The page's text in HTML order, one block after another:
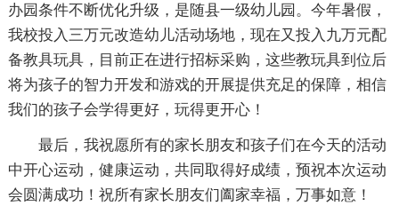
办园条件不断优化升级，是随县一级幼儿园。今年暑假，
我校投入三万元改造幼儿活动场地，现在又投入九万元配
备教具玩具，目前正在进行招标采购，这些教玩具到位后
将为孩子的智力开发和游戏的开展提供充足的保障，相信
我们的孩子会学得更好，玩得更开心！
最后，我祝愿所有的家长朋友和孩子们在今天的活动
中开心运动，健康运动，共同取得好成绩，预祝本次运动
会圆满成功！祝所有家长朋友们阖家幸福，万事如意！